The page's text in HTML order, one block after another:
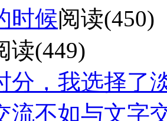
时候阅读(450)
读(449)
分，我选择了
流不如与文字